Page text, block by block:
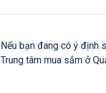
bạn đang có ý định
tâm mua sắm ở